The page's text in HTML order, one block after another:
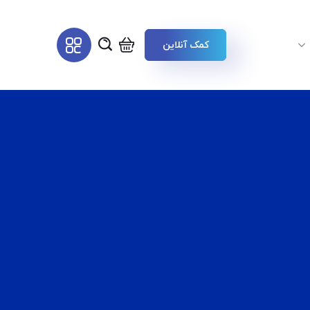
کمک آنلاین